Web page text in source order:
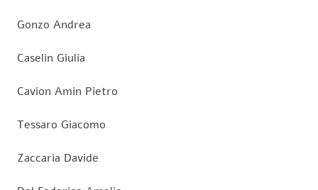
Gonzo Andrea
Caselin Giulia
Cavion Amin Pietro
Tessaro Giacomo
Zaccaria Davide